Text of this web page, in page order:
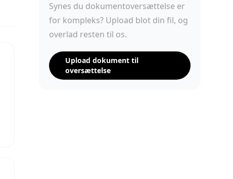
Synes du dokumentoversættelse er
for kompleks? Upload blot din fil, og
overlad resten til os.
Upload dokument til
oversættelse